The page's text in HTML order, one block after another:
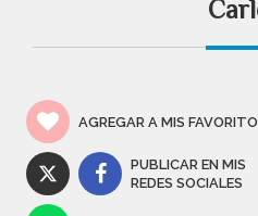
AGREGAR A MIS
PUBLICAR EN MIS
REDES SOCIALES